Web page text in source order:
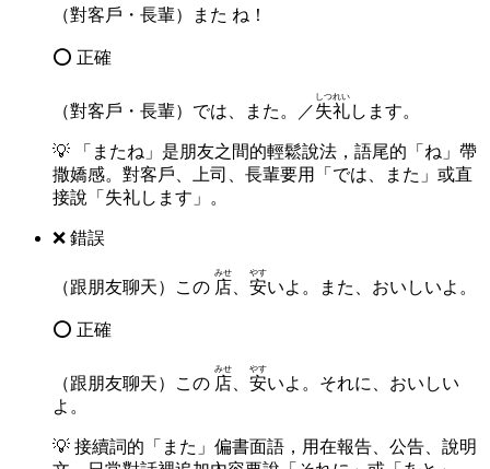
（對客戶・長輩）また ね！
⭕ 正確
（對客戶・長輩）では、また。／失礼
しつれい
します。
💡
「またね」是朋友之間的輕鬆說法，語尾的「ね」帶
撒嬌感。對客戶、上司、長輩要用「では、また」或直
接說「失礼します」。
❌ 錯誤
（跟朋友聊天）この 店
みせ
安
やす
いよ。また、おいしいよ。
⭕ 正確
（跟朋友聊天）この 店
みせ
安
やす
いよ。それに、おいしい
よ。
💡 接續詞的「また」偏書面語，用在報告、公告、說明